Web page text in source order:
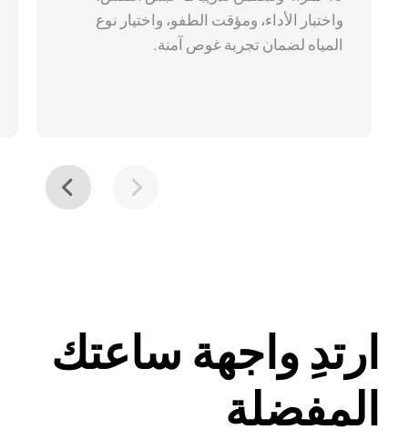
واختبار الأداء، ومؤقت الطفو، واختيار نوع
المياه لضمان تجربة غوص آمنة.
ارتدِ واجهة ساعتك
المفضلة